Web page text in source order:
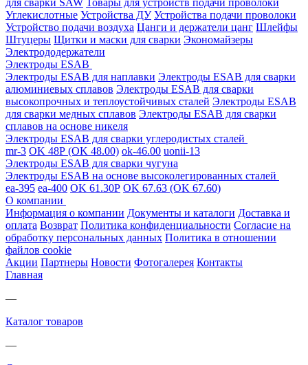
для сварки SAW Товары для устройств подачи проволоки
Углекислотные Устройства ДУ Устройства подачи проволоки
Устройство подачи воздуха Цанги и держатели цанг Шлейфы
Штуцеры Щитки и маски для сварки Экономайзеры
Электрододержатели
Электроды ESAB
Электроды ESAB для наплавки Электроды ESAB для сварки
алюминиевых сплавов Электроды ESAB для сварки
высокопрочных и теплоустойчивых сталей Электроды ESAB
для сварки медных сплавов Электроды ESAB для сварки
сплавов на основе никеля
Электроды ESAB для сварки углеродистых сталей
mr-3 OK 48Р (OK 48.00) ok-46.00 uonii-13
Электроды ESAB для сварки чугуна
Электроды ESAB на основе высоколегированных сталей
ea-395 ea-400 OK 61.30Р OK 67.63 (OK 67.60)
О компании
Информация о компании Документы и каталоги Доставка и
оплата Возврат Политика конфиденциальности Согласие на
обработку персональных данных Политика в отношении
файлов cookie
Акции Партнеры Новости Фотогалерея Контакты
Главная
—
Каталог товаров
—